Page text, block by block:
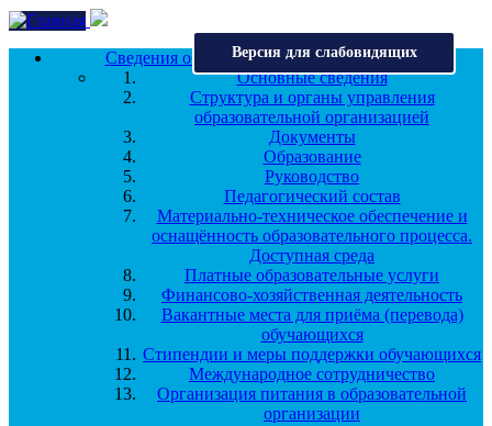
Перейти к основному содержанию
Версия для слабовидящих
Сведения об образовательной организации
Основные сведения
Структура и органы управления
образовательной организацией
Документы
Образование
Руководство
Педагогический состав
Материально-техническое обеспечение и
оснащённость образовательного процесса.
Доступная среда
Платные образовательные услуги
Финансово-хозяйственная деятельность
Вакантные места для приёма (перевода)
обучающихся
Стипендии и меры поддержки обучающихся
Международное сотрудничество
Организация питания в образовательной
организации